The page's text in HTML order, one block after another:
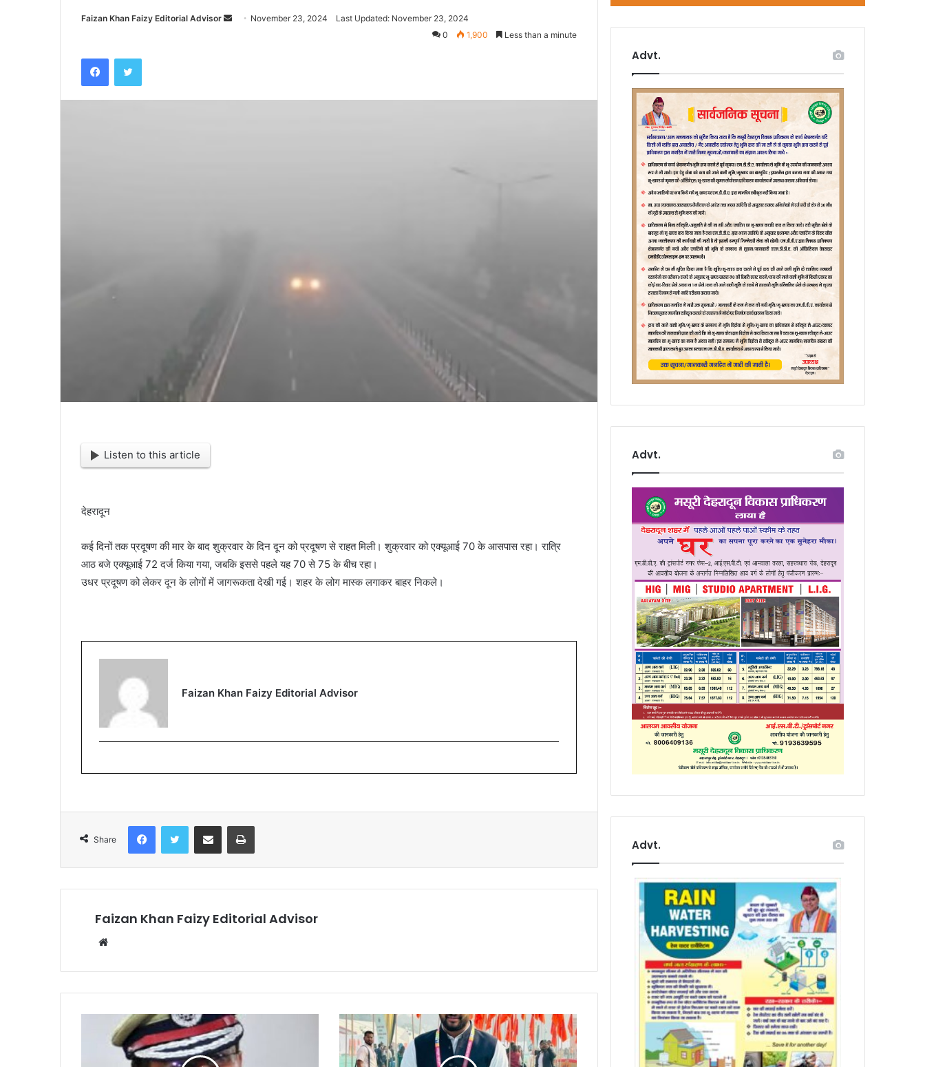
Faizan Khan Faizy Editorial Advisor
n
November 23, 2024
Last Updated: November 23, 2024
0
1,900 Less than a minute
Listen to this article
देहरादून
कई दिनों तक प्रदूषण की मार के बाद शुक्रवार के दिन दून को प्रदूषण से राहत मिली। शुक्रवार को एक्यूआई 70 के आसपास रहा। रात्रि
आठ बजे एक्यूआई 72 दर्ज किया गया, जबकि इससे पहले यह 70 से 75 के बीच रहा।
उधर प्रदूषण को लेकर दून के लोगों में जागरूकता देखी गई। शहर के लोग मास्क लगाकर बाहर निकले।
Faizan Khan Faizy Editorial Advisor
Share
Faizan Khan Faizy Editorial Advisor
b
s
e
Advt.
Advt.
Advt.